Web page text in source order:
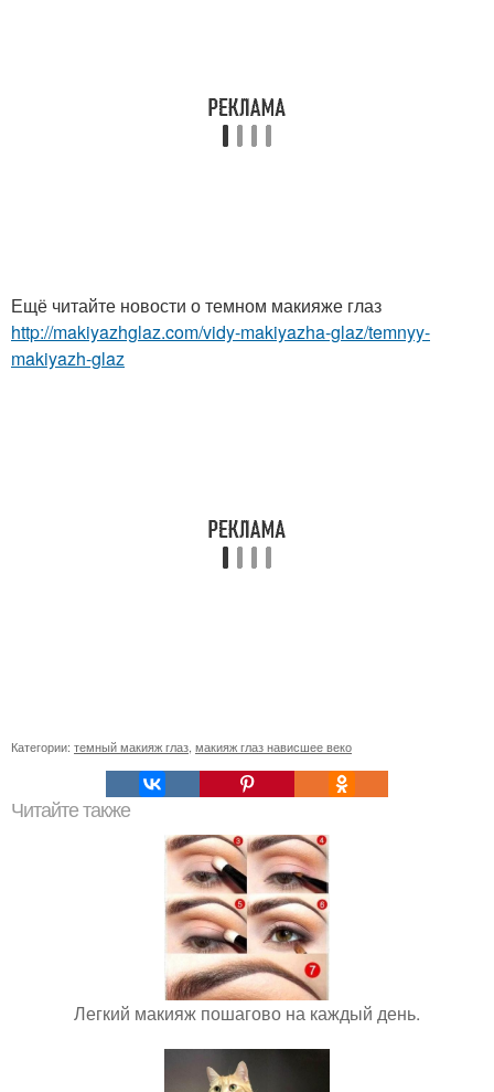
Ещё читайте новости о темном макияже глаз
http://makiyazhglaz.com/vidy-makiyazha-glaz/temnyy-
makiyazh-glaz
Категории: темный макияж глаз макияж глаз нависшее веко
Читайте также
Легкий макияж пошагово на каждый день.